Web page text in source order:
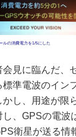
ルの消費電力を1/5にした
見に臨んだ、
標準電波のイン
かし、用途が限
し、GPSの電波
衛星が送る情